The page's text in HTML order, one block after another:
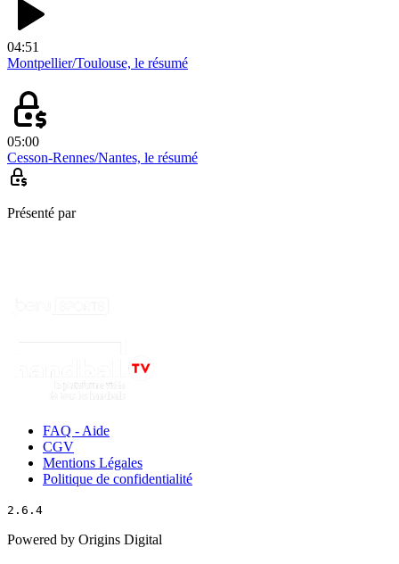
04:51
Montpellier/Toulouse, le résumé
05:00
Cesson-Rennes/Nantes, le résumé
Présenté par
FAQ - Aide
CGV
Mentions Légales
Politique de confidentialité
2.6.4
Powered by Origins Digital